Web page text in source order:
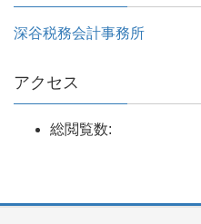
深谷税務会計事務所
アクセス
総閲覧数: